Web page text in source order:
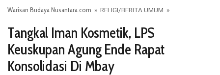
Warisan Budaya Nusantara.com » RELIGI/BERITA UMUM »
Tangkal Iman Kosmetik, LPS
Keuskupan Agung Ende Rapat
Konsolidasi Di Mbay